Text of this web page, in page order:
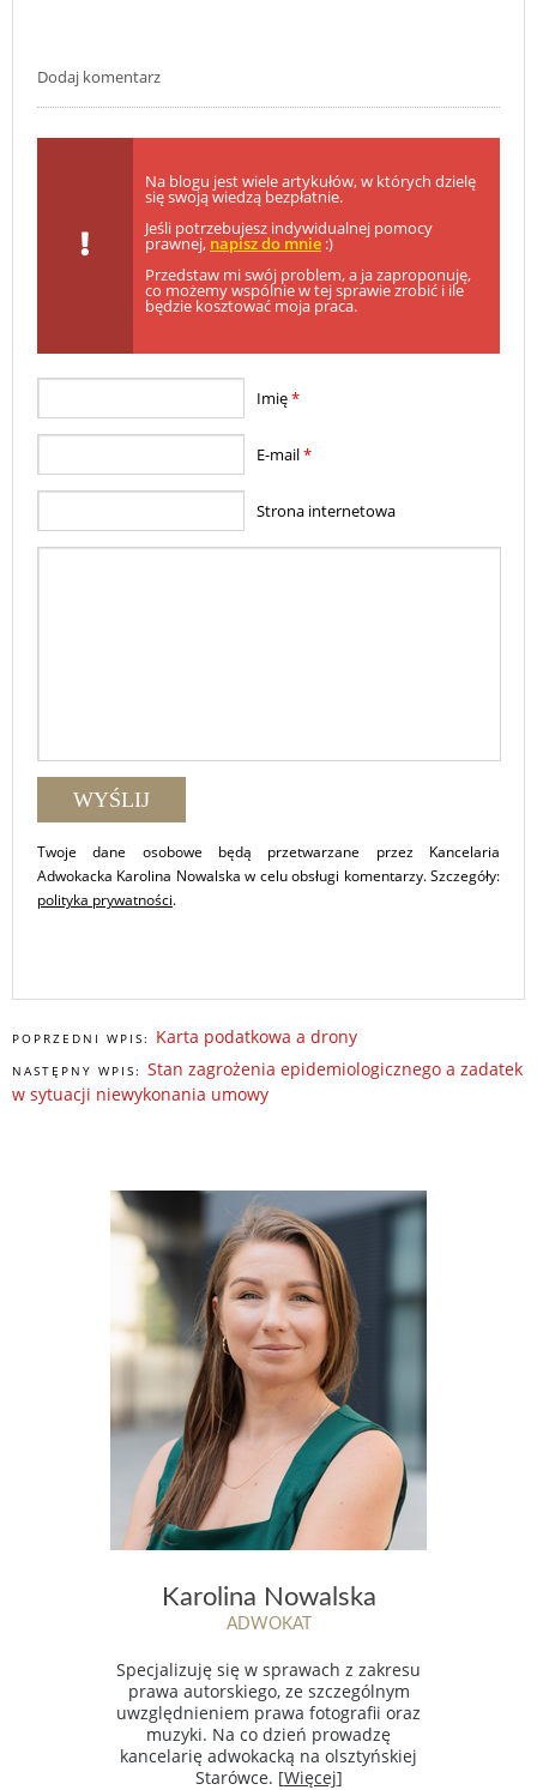
Dodaj komentarz
Na blogu jest wiele artykułów, w których dzielę
się swoją wiedzą bezpłatnie.
Jeśli potrzebujesz indywidualnej pomocy
prawnej, napisz do mnie :)
Przedstaw mi swój problem, a ja zaproponuję,
co możemy wspólnie w tej sprawie zrobić i ile
będzie kosztować moja praca.
Imię*
E-mail*
Strona internetowa
Twoje dane osobowe będą przetwarzane przez Kancelaria
Adwokacka Karolina Nowalska w celu obsługi komentarzy. Szczegóły:
polityka prywatności.
POPRZEDNI WPIS: Karta podatkowa a drony
NASTĘPNY WPIS: Stan zagrożenia epidemiologicznego a zadatek
w sytuacji niewykonania umowy
Karolina Nowalska
ADWOKAT
Specjalizuję się w sprawach z zakresu
prawa autorskiego, ze szczególnym
uwzględnieniem prawa fotografii oraz
muzyki. Na co dzień prowadzę
kancelarię adwokacką na olsztyńskiej
Starówce. [Więcej]